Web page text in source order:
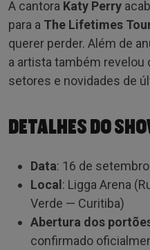
A cantora Katy Perry
para a The Lifetimes
querer perder. Além de
a artista também
setores e novidades de
DETALHES DO
Data: 16 de
Local: Ligga Arena
Verde — Curitiba)
Abertura dos
confirmado